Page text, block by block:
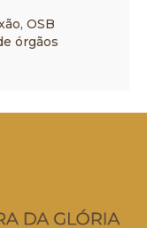
OSB
órgãos